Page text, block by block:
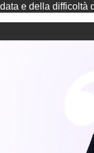
data e della difficoltà